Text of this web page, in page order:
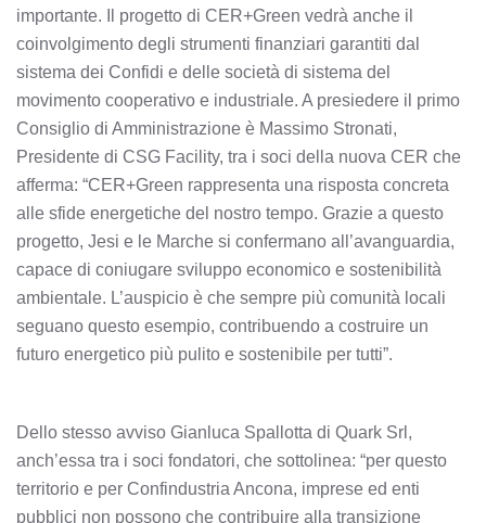
importante. Il progetto di CER+Green vedrà anche il
coinvolgimento degli strumenti finanziari garantiti dal
sistema dei Confidi e delle società di sistema del
movimento cooperativo e industriale. A presiedere il primo
Consiglio di Amministrazione è Massimo Stronati,
Presidente di CSG Facility, tra i soci della nuova CER che
afferma: “CER+Green rappresenta una risposta concreta
alle sfide energetiche del nostro tempo. Grazie a questo
progetto, Jesi e le Marche si confermano all’avanguardia,
capace di coniugare sviluppo economico e sostenibilità
ambientale. L’auspicio è che sempre più comunità locali
seguano questo esempio, contribuendo a costruire un
futuro energetico più pulito e sostenibile per tutti”.
Dello stesso avviso Gianluca Spallotta di Quark Srl,
anch’essa tra i soci fondatori, che sottolinea: “per questo
territorio e per Confindustria Ancona, imprese ed enti
pubblici non possono che contribuire alla transizione